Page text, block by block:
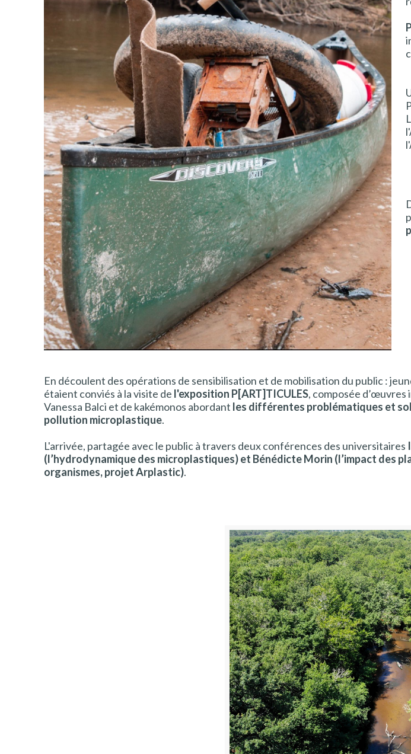
En découlent des opérations de sensibilisation et de mobilisation du public :
étaient conviés à la visite de l'exposition P[ART]TICULES, composée
Vanessa Balci et de kakémonos abordant les différentes problématiques et
pollution microplastique.
L'arrivée, partagée avec le public à travers deux conférences des universitaires
(l’hydrodynamique des microplastiques) et Bénédicte Morin (l’impact des
organismes, projet Arplastic).